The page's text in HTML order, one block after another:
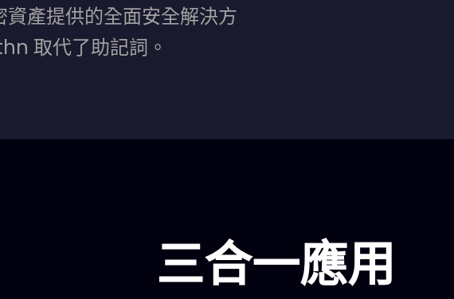
產提供的全面安全解決方
取代了助記詞。
三合一應用